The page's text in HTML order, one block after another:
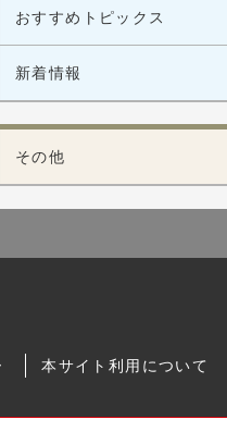
おすすめトピックス
新着情報
その他
本サイト利用について